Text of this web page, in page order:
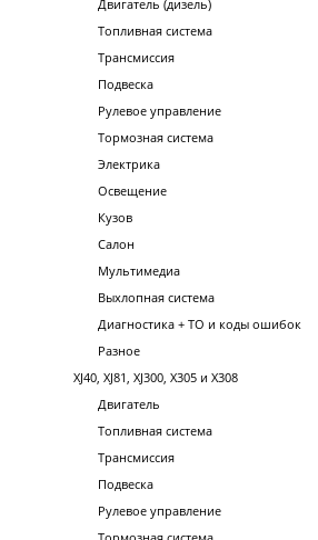
Двигатель (дизель)
Топливная система
Трансмиссия
Подвеска
Рулевое управление
Тормозная система
Электрика
Освещение
Кузов
Салон
Мультимедиа
Выхлопная система
Диагностика + ТО и коды ошибок
Разное
XJ40, XJ81, XJ300, X305 и X308
Двигатель
Топливная система
Трансмиссия
Подвеска
Рулевое управление